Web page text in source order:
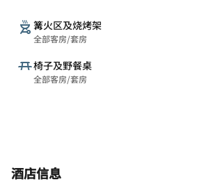
篝火区及烧烤架
全部客房/套房
椅子及野餐桌
全部客房/套房
酒店信息